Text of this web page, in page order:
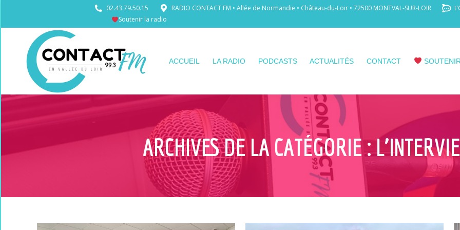
02.43.79.50.15 RADIO CONTACT FM • Allée de Normandie • Château-du-Loir • 72500 MONTVAL-SUR-LOIR
Soutenir la radio
ACCUEIL LA RADIO PODCASTS ACTUALITÉS CONTACT
ARCHIVES DE LA CATÉGORIE :